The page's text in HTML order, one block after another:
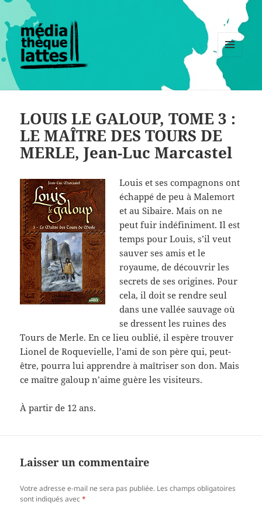
MENU
WIDGETS
LOUIS LE GALOUP, TOME 3 :
LE MAÎTRE DES TOURS DE
MERLE, Jean-Luc Marcastel
Louis et ses compagnons ont
échappé de peu à Malemort
et au Sibaire. Mais on ne
peut fuir indéfiniment. Il est
temps pour Louis, s’il veut
sauver ses amis et le
royaume, de découvrir les
secrets de ses origines. Pour
cela, il doit se rendre seul
dans une vallée sauvage où
se dressent les ruines des
Tours de Merle. En ce lieu oublié, il espère trouver
Lionel de Roquevielle, l’ami de son père qui, peut-
être, pourra lui apprendre àmaîtriser son don. Mais
ce maître galoup n’aime guère les visiteurs.
À partir de 12 ans.
Laisser un commentaire
Votre adresse e-mail ne sera pas publiée. Les champs obligatoires
sont indiqués avec*